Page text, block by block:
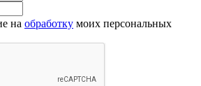
на обработку моих персональных